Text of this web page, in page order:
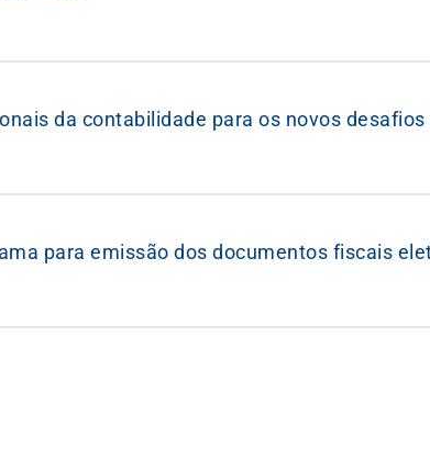
da contabilidade para os novos
para emissão dos documentos fiscais